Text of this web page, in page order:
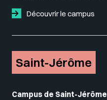
Découvrir le campus
Saint-Jérôme
Campus de Saint-Jérôme